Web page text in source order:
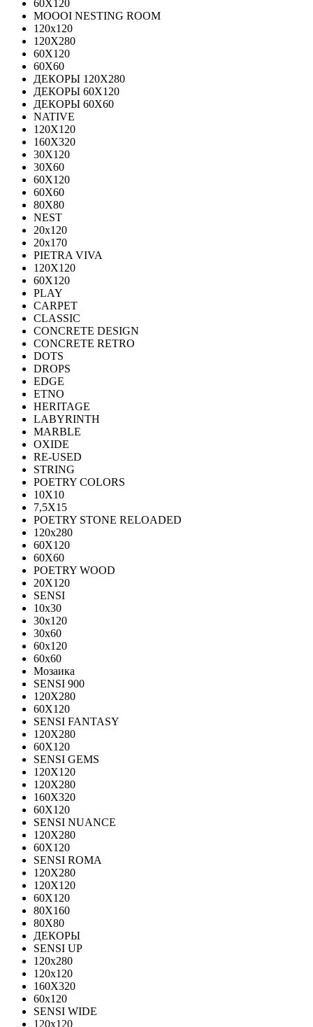
60X120
MOOOI NESTING ROOM
120x120
120Х280
60Х120
60Х60
ДЕКОРЫ 120Х280
ДЕКОРЫ 60Х120
ДЕКОРЫ 60Х60
NATIVE
120Х120
160Х320
30X120
30X60
60X120
60X60
80Х80
NEST
20x120
20x170
PIETRA VIVA
120X120
60Х120
PLAY
CARPET
CLASSIC
CONCRETE DESIGN
CONCRETE RETRO
DOTS
DROPS
EDGE
ETNO
HERITAGE
LABYRINTH
MARBLE
OXIDE
RE-USED
STRING
POETRY COLORS
10Х10
7,5Х15
POETRY STONE RELOADED
120x280
60Х120
60Х60
POETRY WOOD
20Х120
SENSI
10x30
30x120
30x60
60x120
60x60
Мозаика
SENSI 900
120Х280
60X120
SENSI FANTASY
120Х280
60Х120
SENSI GEMS
120Х120
120Х280
160X320
60X120
SENSI NUANCE
120X280
60X120
SENSI ROMA
120X280
120Х120
60X120
80X160
80X80
ДЕКОРЫ
SENSI UP
120x280
120х120
160X320
60х120
SENSI WIDE
120x120